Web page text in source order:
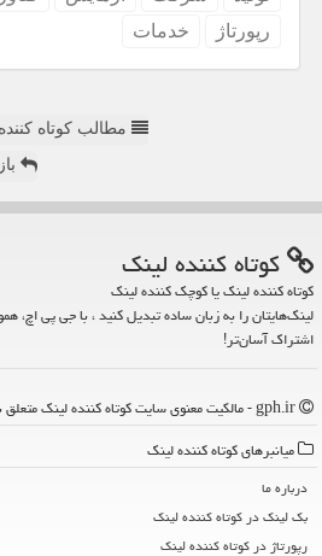
رپورتاژ
خدمات
مطالب کوتاه
كوتاه كننده لینك
کوتاه کننده لینک یا کوچک کننده لینک
لینک‌هایتان را به زبان ساده تبدیل کنید ، با جی پی اچ،
اشتراک آسان‌تر!
میانبرهای كوتاه كننده لینك
درباره ما
بک لینک در كوتاه كننده لینك
رپورتاژ در كوتاه كننده لینك